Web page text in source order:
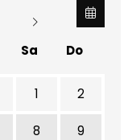
Sa Do
1 2
8 9